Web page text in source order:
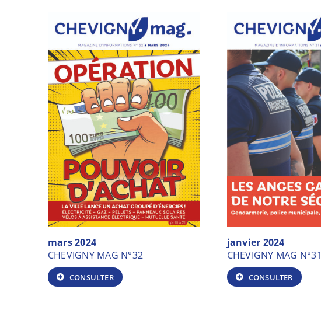
mars 2024
CHEVIGNY MAG N°32
CONSULTER
janvier 2024
CHEVIGNY MAG N°31
CONSULTER